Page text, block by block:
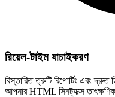
রিয়েল-টাইম যাচাইকরণ
বিস্তারিত ত্রুটি রিপোর্টিং এবং দ্রুত
আপনার HTML সিনট্যাক্স